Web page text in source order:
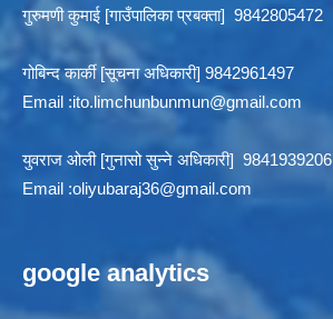
गुरुमणी कुमाई [गाउँपालिका प्रबक्ता] 9842805472
गोबिन्द कार्की [सूचना अधिकारी] 9842961497
Email :ito.limchunbunmun@gmail.com
युवराज ओली [गुनासो सुन्ने अधिकारी] 9841939206
Email :oliyubaraj36@gmail.com
google analytics